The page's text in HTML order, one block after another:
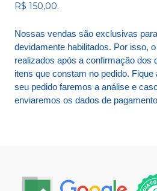
R$ 150,00.
Nossas vendas são exclusivas
devidamente habilitados. Por isso,
realizados após a confirmação dos
itens que constam no pedido.
seu pedido faremos a análise e
enviaremos os dados de